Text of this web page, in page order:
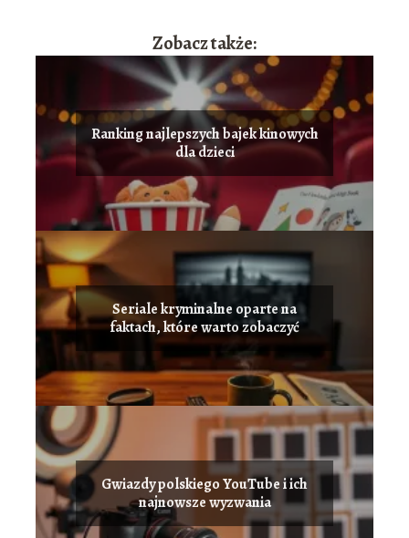
Zobacz także:
Ranking najlepszych bajek kinowych
dla dzieci
Seriale kryminalne oparte na
faktach, które warto zobaczyć
Gwiazdy polskiego YouTube i ich
najnowsze wyzwania